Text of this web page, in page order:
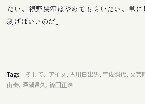
たい。視野狭窄はやめてもらいたい。単
剥げばいいのだ」
Tags:
そして、アイヌ, 古川日出男, 宇佐照代, 文
山奏, 深瀬昌久, 篠田正浩